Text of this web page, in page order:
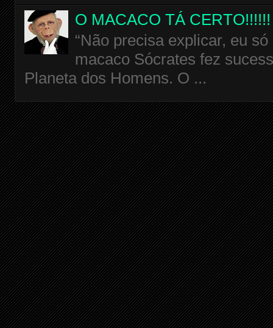
O MACACO TÁ CERTO!!!!!!
“Não precisa explicar, eu
macaco Sócrates fez
Planeta dos Homens. O ...